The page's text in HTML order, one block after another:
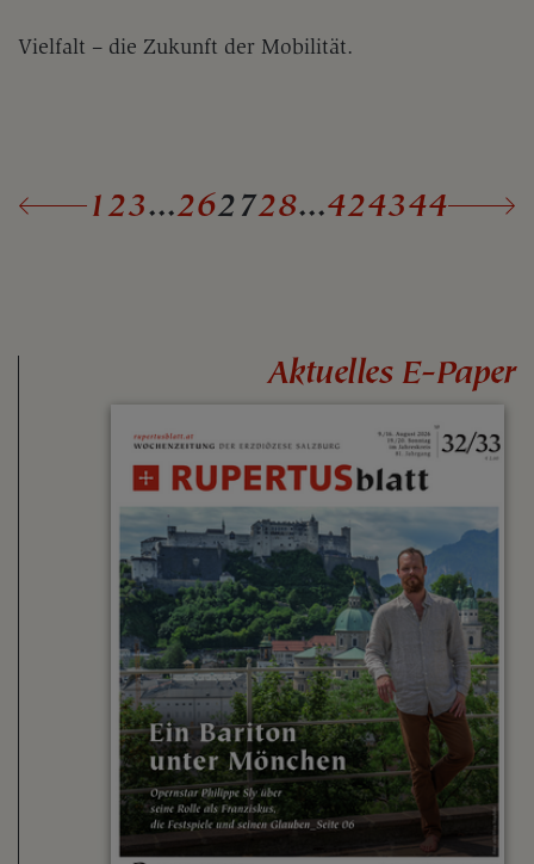
Vielfalt – die Zukunft der Mobilität.
123...262728...424344
Aktuelles E-Paper